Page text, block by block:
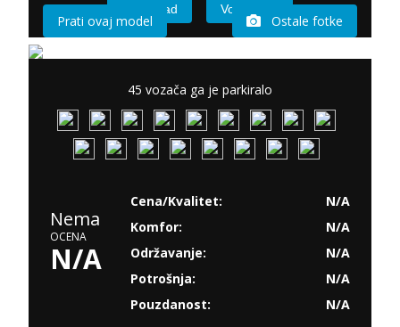
Imam sad Vozio sam
Prati ovaj model Ostale fotke
45 vozača ga je parkiralo
Nema
OCENA
N/A
Cena/Kvalitet:
N/A
Komfor:
N/A
Održavanje:
N/A
Potrošnja:
N/A
Pouzdanost:
N/A